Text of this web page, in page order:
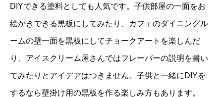
DIYできる塗料としても人気です。子供部屋の一面をお
絵かきできる黒板にしてみたり、カフェのダイニングル
ームの壁一面を黒板にしてチョークアートを楽しんだ
り、アイスクリーム屋さんではフレーバーの説明を書い
てみたりとアイデアはつきません。子供と一緒にDIYを
するなら壁掛け用の黒板を作る楽しみ方もあります。